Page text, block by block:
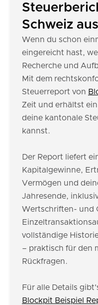
Schweiz
Wenn du schon
eingereicht hast,
Recherche und
Mit dem
Steuerreport von
Zeit und erhältst
deine kantonale
kannst.
Der Report liefert
Kapitalgewinne,
Vermögen und
Jahresende,
Wertschriften- und
vollständige
– praktisch für den
Rückfragen.
Für alle Details
Blockpit Beispiel